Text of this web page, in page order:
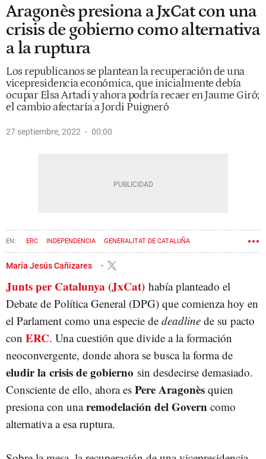
Aragonès presiona a JxCat con una
crisis de gobierno como alternativa
a la ruptura
Los republicanos se plantean la recuperación de una
vicepresidencia económica, que inicialmente debía
ocupar Elsa Artadi y ahora podría recaer en Jaume Giró;
el cambio afectaría a Jordi Puigneró
27 septiembre, 2022 00:00
ERC INDEPENDENCIA GENERALITAT DE CATALUÑA
NACIONALISMO PROCÉS JUNTS PER CATALUNYA
JAUME GIRÓ JORDI PUIGNERÓ
María Jesús Cañizares
Junts per Catalunya (JxCat) había planteado el
Debate de Política General (DPG) que comienza hoy en
el Parlament como una especie de deadline de su pacto
con ERC. Una cuestión que divide a la formación
neoconvergente, donde ahora se busca la forma de
eludir la crisis de gobierno sin desdecirse demasiado.
Consciente de ello, ahora es Pere Aragonès quien
presiona con unaremodelación del Govern como
alternativa a esa ruptura.